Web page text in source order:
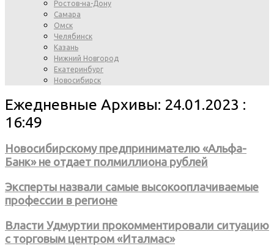
Ростов-на-Дону
Самара
Омск
Челябинск
Казань
Нижний Новгород
Екатеринбург
Новосибирск
Ежедневные Архивы: 24.01.2023 :
16:49
Новосибирскому предпринимателю «Альфа-
Банк» не отдает полмиллиона рублей
Эксперты назвали самые высокооплачиваемые
профессии в регионе
Власти Удмуртии прокомментировали ситуацию
с торговым центром «Италмас»